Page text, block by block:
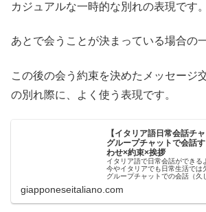
カジュアルな一時的な別れの表現です。
あとで会うことが決まっている場合の
この後の会う約束を決めたメッセージ
の別れ際に、よく使う表現です。
【イタリア語日常会話チ
グループチャットで会話
わせ×約束×挨拶
イタリア語で日常会話ができる
今やイタリアでも日常生活では
グループチャットでの会話（久
でも、スマホの普及によっ...
giapponeseitaliano.com